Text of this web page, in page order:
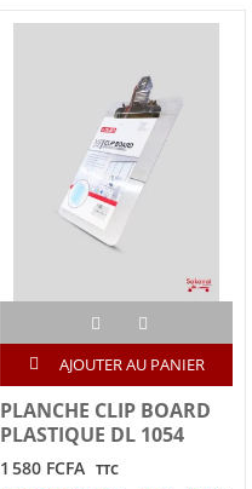
AJOUTER AU PANIER
PLANCHE CLIP BOARD
PLASTIQUE DL 1054
1 580 FCFA TTC